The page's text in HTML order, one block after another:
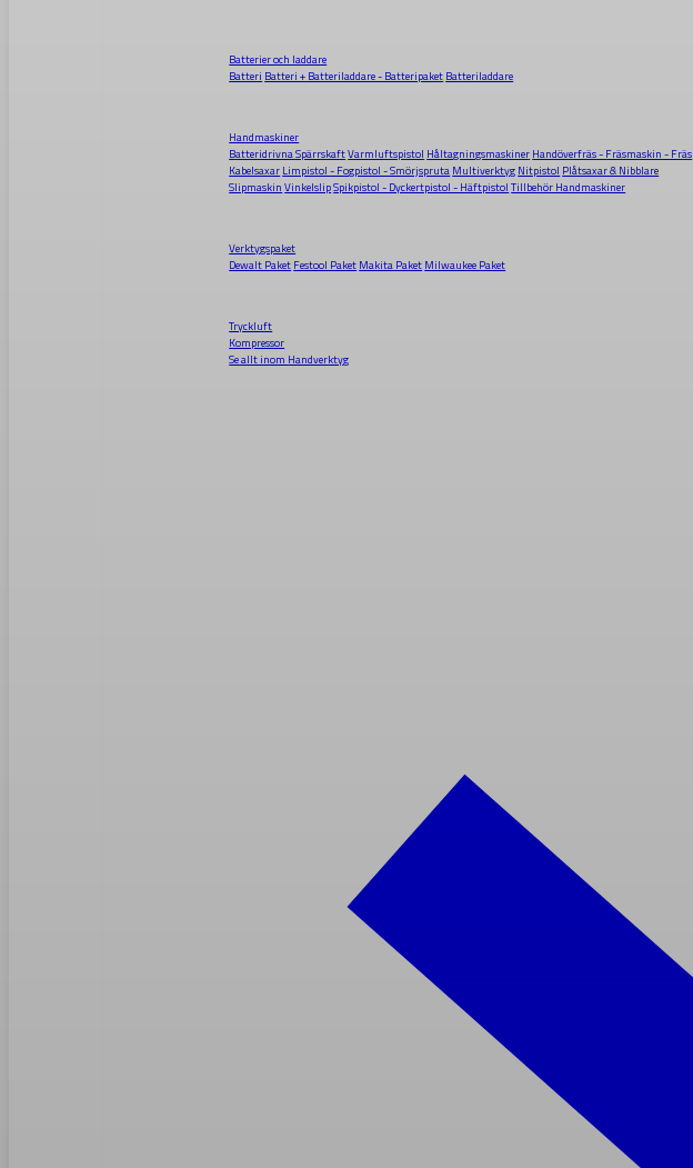
Batterier och laddare
Batteri Batteri + Batteriladdare - Batteripaket Batteriladdare
Handmaskiner
Batteridrivna SpärrskaftVarmluftspistol Håltagningsmaskiner Handöverfräs - Fräsmaskin - Fräs
Kabelsaxar Limpistol - Fogpistol - Smörjspruta Multiverktyg Nitpistol Plåtsaxar & Nibblare
Slipmaskin VinkelslipSpikpistol - Dyckertpistol - Häftpistol Tillbehör Handmaskiner
Verktygspaket
Dewalt Paket Festool Paket Makita Paket Milwaukee Paket
Tryckluft
Kompressor
Se allt inom Handverktyg